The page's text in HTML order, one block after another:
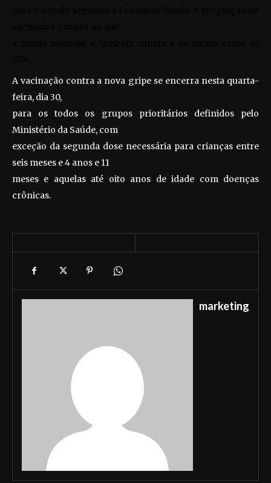
A vacinação contra a nova gripe se encerra nesta quarta-
feira, dia 30,
para os todos os grupos prioritários definidos pelo
Ministério da Saúde, com
exceção da segunda dose necessária para crianças entre
seis meses e 4 anos e 11
meses e aquelas até oito anos de idade com doenças
crônicas.
marketing